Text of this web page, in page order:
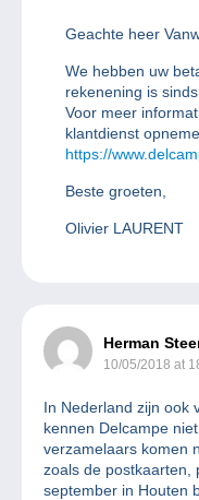
Geachte heer
We hebben uw
rekenening is
Voor meer
klantdienst
https://
Beste groeten,
Olivier LAURENT
Herman
10/05/2018 at
In Nederland zijn ook
kennen Delcampe
verzamelaars komen
zoals de postkaarten,
september in Houten